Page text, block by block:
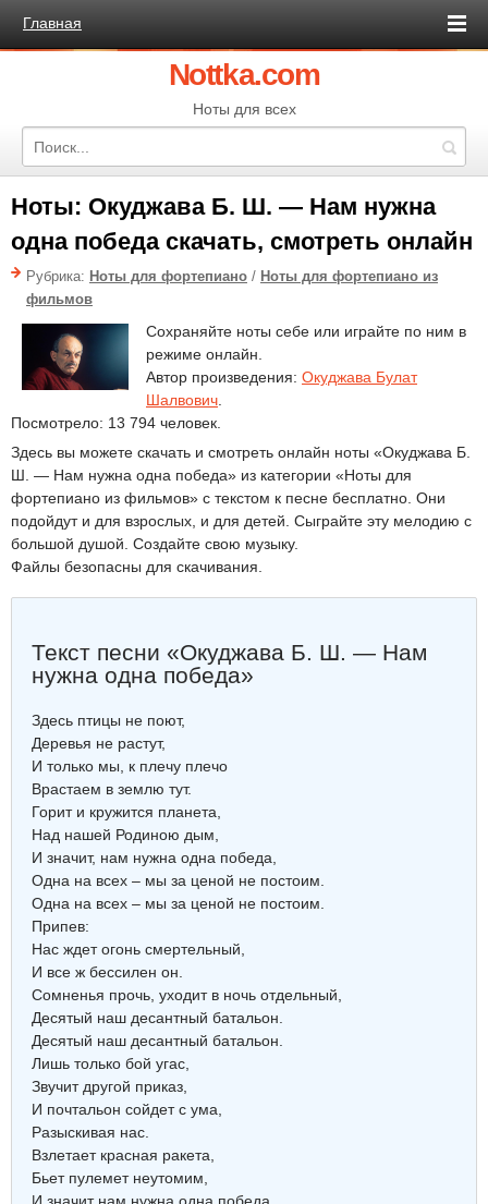
Главная
Nottka.com
Ноты для всех
Ноты: Окуджава Б. Ш. — Нам нужна
одна победа скачать, смотреть онлайн
Рубрика: Ноты для фортепиано / Ноты для фортепиано из
фильмов
Сохраняйте ноты себе или играйте по ним в
режиме онлайн.
Автор произведения: Окуджава Булат
Шалвович
Посмотрело: 13 794 человек.
Здесь вы можете скачать и смотреть онлайн ноты «Окуджава Б.
Ш. — Нам нужна одна победа» из категории «Ноты для
фортепиано из фильмов» с текстом к песне бесплатно. Они
подойдут и для взрослых, и для детей. Сыграйте эту мелодию с
большой душой. Создайте свою музыку.
Файлы безопасны для скачивания.
Текст песни «Окуджава Б. Ш. — Нам
нужна одна победа»
Здесь птицы не поют,
Деревья не растут,
И только мы, к плечу плечо
Врастаем в землю тут.
Горит и кружится планета,
Над нашей Родиною дым,
И значит, нам нужна одна победа,
Одна на всех – мы за ценой не постоим.
Одна на всех – мы за ценой не постоим.
Припев:
Нас ждет огонь смертельный,
И все ж бессилен он.
Сомненья прочь, уходит в ночь отдельный,
Десятый наш десантный батальон.
Десятый наш десантный батальон.
Лишь только бой угас,
Звучит другой приказ,
И почтальон сойдет с ума,
Разыскивая нас.
Взлетает красная ракета,
Бьет пулемет неутомим,